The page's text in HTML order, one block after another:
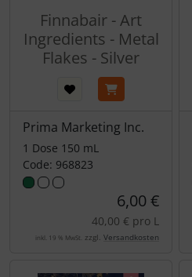
Finnabair - Art
Ingredients - Metal
Flakes - Silver
Prima Marketing Inc.
1 Dose 150 mL
Code: 968823
6,00 €
40,00 € pro L
inkl. 19 % MwSt. zzgl. Versandkosten